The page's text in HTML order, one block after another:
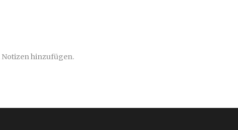
Notizen hinzufügen.